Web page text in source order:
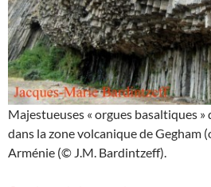
Majestueuses « orgues basaltiques »
dans la zone volcanique de Gegham
Arménie (© J.M. Bardintzeff).